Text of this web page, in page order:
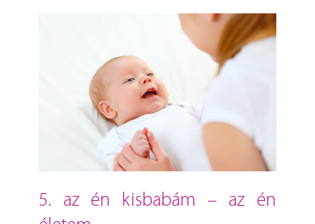
5. az én kisbabám – az én